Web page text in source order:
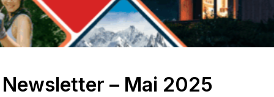
Newsletter – Mai 2025